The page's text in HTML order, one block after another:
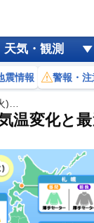
天気・観測
震情報 警報・注
)…
温変化と